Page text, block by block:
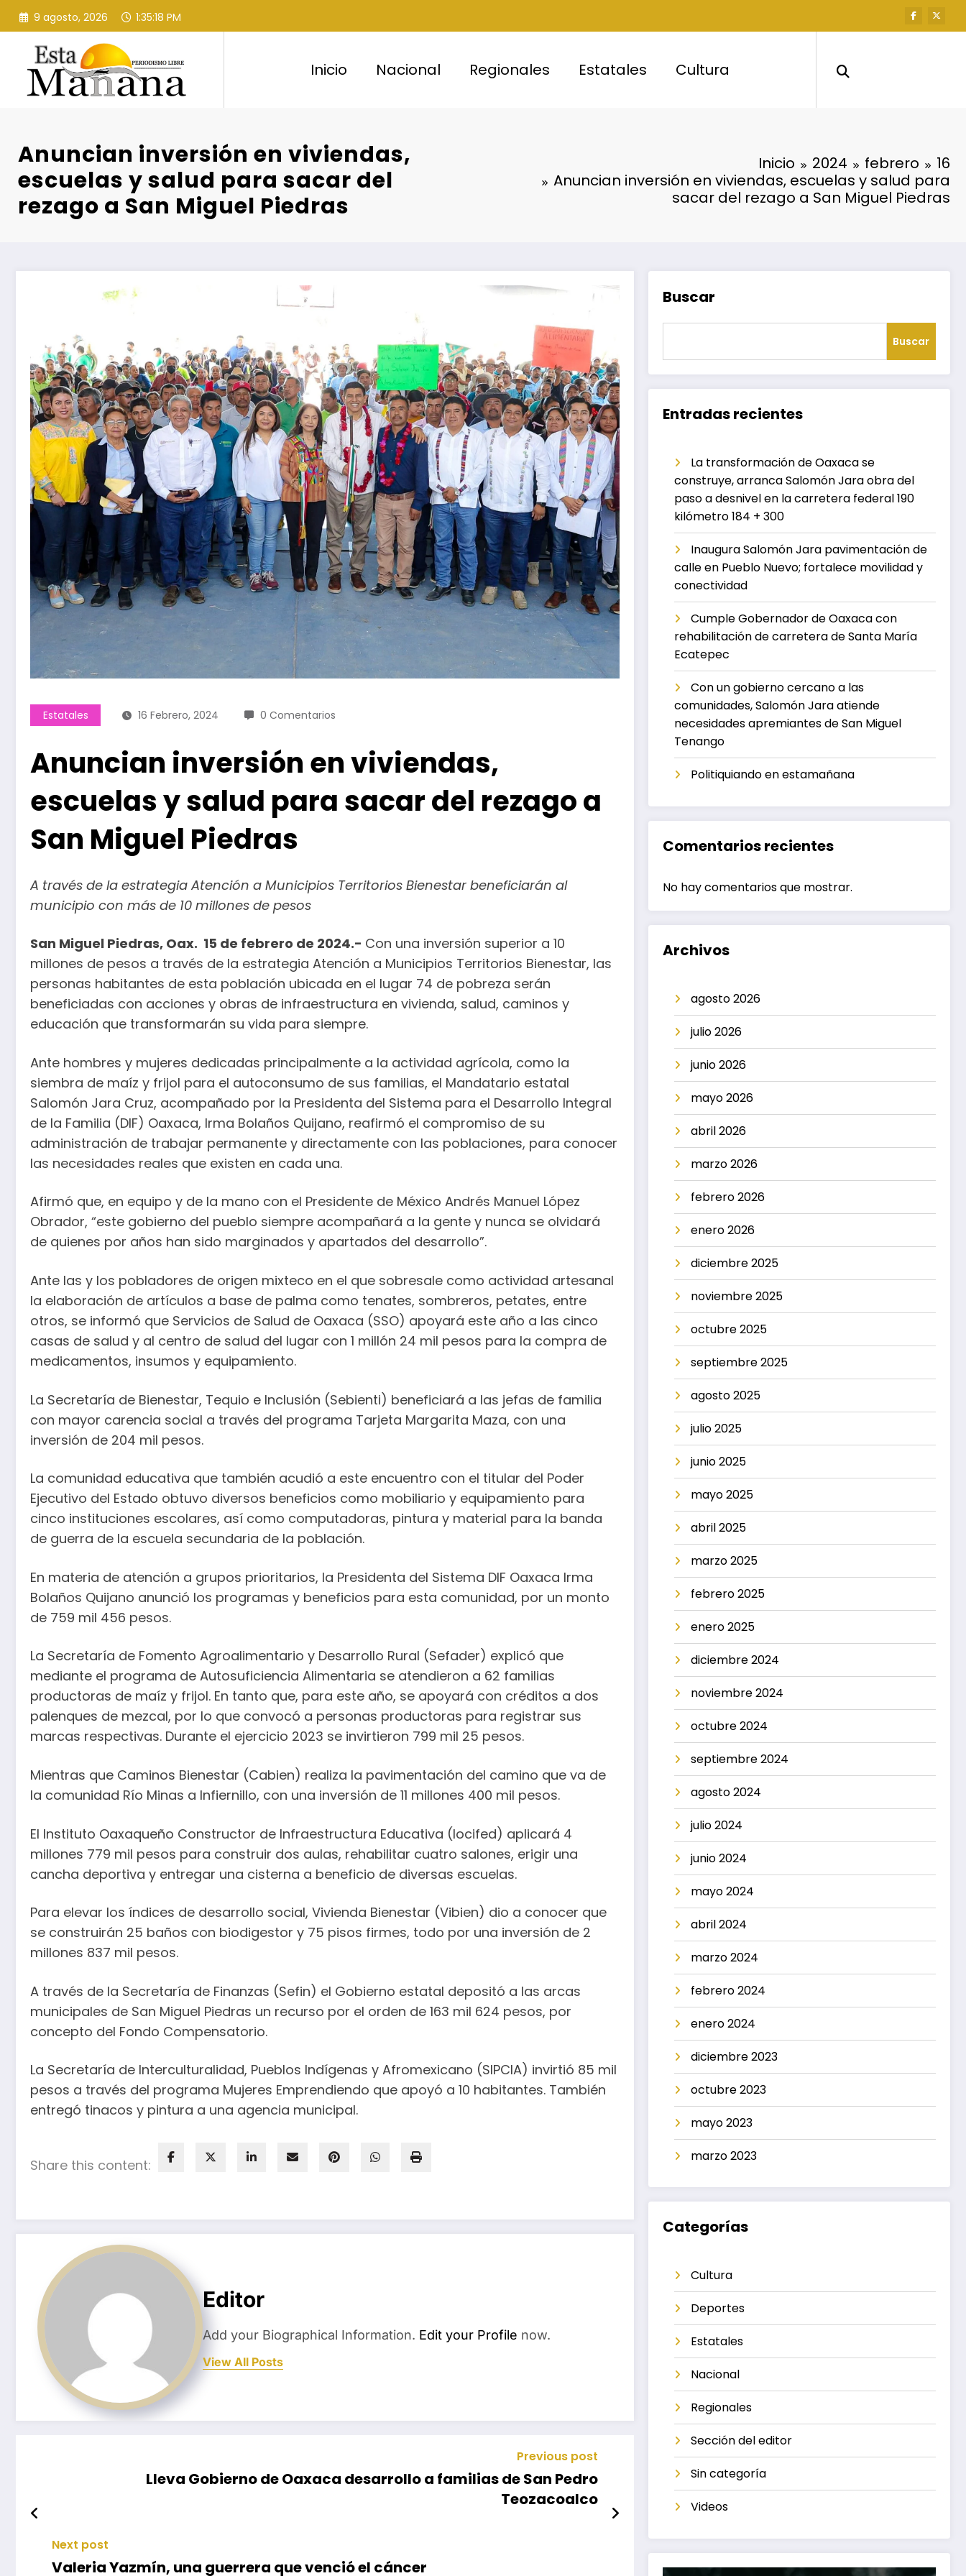
Saltar
contenido
9 agosto, 2026 1:35:19 PM
Inicio Nacional Regionales Estatales Cultura
Anuncian inversión en viviendas,
escuelas y salud para sacar del
rezago a San Miguel Piedras
Inicio 2024 febrero
16
Anuncian inversión en viviendas, escuelas y salud para
sacar del rezago a San Miguel Piedras
Estatales 16 Febrero, 2024 0 Comentarios
Anuncian inversión en viviendas,
escuelas y salud para sacar del rezago a
San Miguel Piedras
A través de la estrategia Atención a Municipios Territorios Bienestar beneficiarán al
municipio con más de 10 millones de pesos
San Miguel Piedras, Oax. 15 de febrero de 2024.- Con una inversión superior a 10
millones de pesos a través de la estrategia Atención a Municipios Territorios Bienestar, las
personas habitantes de esta población ubicada en el lugar 74 de pobreza serán
beneficiadas con acciones y obras de infraestructura en vivienda, salud, caminos y
educación que transformarán su vida para siempre.
Ante hombres y mujeres dedicadas principalmente a la actividad agrícola, como la
siembra de maíz y frijol para el autoconsumo de sus familias, el Mandatario estatal
Salomón Jara Cruz, acompañado por la Presidenta del Sistema para el Desarrollo Integral
de la Familia (DIF) Oaxaca, Irma Bolaños Quijano, reafirmó el compromiso de su
administración de trabajar permanente y directamente con las poblaciones, para conocer
las necesidades reales que existen en cada una.
Afirmó que, en equipo y de la mano con el Presidente de México Andrés Manuel López
Obrador, “este gobierno del pueblo siempre acompañará a la gente y nunca se olvidará
de quienes por años han sido marginados y apartados del desarrollo”.
Ante las y los pobladores de origen mixteco en el que sobresale como actividad artesanal
la elaboración de artículos a base de palma como tenates, sombreros, petates, entre
otros, se informó que Servicios de Salud de Oaxaca (SSO) apoyará este año a las cinco
casas de salud y al centro de salud del lugar con 1 millón 24 mil pesos para la compra de
medicamentos, insumos y equipamiento.
La Secretaría de Bienestar, Tequio e Inclusión (Sebienti) beneficiará a las jefas de familia
con mayor carencia social a través del programa Tarjeta Margarita Maza, con una
inversión de 204 mil pesos.
La comunidad educativa que también acudió a este encuentro con el titular del Poder
Ejecutivo del Estado obtuvo diversos beneficios como mobiliario y equipamiento para
cinco instituciones escolares, así como computadoras, pintura y material para la banda
de guerra de la escuela secundaria de la población.
En materia de atención a grupos prioritarios, la Presidenta del Sistema DIF Oaxaca Irma
Bolaños Quijano anunció los programas y beneficios para esta comunidad, por un monto
de 759 mil 456 pesos.
La Secretaría de Fomento Agroalimentario y Desarrollo Rural (Sefader) explicó que
mediante el programa de Autosuficiencia Alimentaria se atendieron a 62 familias
productoras de maíz y frijol. En tanto que, para este año, se apoyará con créditos a dos
palenques de mezcal, por lo que convocó a personas productoras para registrar sus
marcas respectivas. Durante el ejercicio 2023 se invirtieron 799 mil 25 pesos.
Mientras que Caminos Bienestar (Cabien) realiza la pavimentación del camino que va de
la comunidad Río Minas a Infiernillo, con una inversión de 11 millones 400 mil pesos.
El Instituto Oaxaqueño Constructor de Infraestructura Educativa (Iocifed) aplicará 4
millones 779 mil pesos para construir dos aulas, rehabilitar cuatro salones, erigir una
cancha deportiva y entregar una cisterna a beneficio de diversas escuelas.
Para elevar los índices de desarrollo social, Vivienda Bienestar (Vibien) dio a conocer que
se construirán 25 baños con biodigestor y 75 pisos firmes, todo por una inversión de 2
millones 837 mil pesos.
A través de la Secretaría de Finanzas (Sefin) el Gobierno estatal depositó a las arcas
municipales de San Miguel Piedras un recurso por el orden de 163 mil 624 pesos, por
concepto del Fondo Compensatorio.
La Secretaría de Interculturalidad, Pueblos Indígenas y Afromexicano (SIPCIA) invirtió 85 mil
pesos a través del programa Mujeres Emprendiendo que apoyó a 10 habitantes. También
entregó tinacos y pintura a una agencia municipal.
Share this content:
Editor
Add your Biographical Information. Edit your Profile now.
View All Posts
Previous post
Lleva Gobierno de Oaxaca desarrollo a familias de San Pedro
Teozacoalco
Next post
Valeria Yazmín, una guerrera que venció el cáncer
Buscar
Buscar
Entradas recientes
La transformación de Oaxaca se
construye, arranca Salomón Jara obra del
paso a desnivel en la carretera federal 190
kilómetro 184 + 300
Inaugura Salomón Jara pavimentación de
calle en Pueblo Nuevo; fortalece movilidad y
conectividad
Cumple Gobernador de Oaxaca con
rehabilitación de carretera de Santa María
Ecatepec
Con un gobierno cercano a las
comunidades, Salomón Jara atiende
necesidades apremiantes de San Miguel
Tenango
Politiquiando en estamañana
Comentarios recientes
No hay comentarios que mostrar.
Archivos
agosto 2026
julio 2026
junio 2026
mayo 2026
abril 2026
marzo 2026
febrero 2026
enero 2026
diciembre 2025
noviembre 2025
octubre 2025
septiembre 2025
agosto 2025
julio 2025
junio 2025
mayo 2025
abril 2025
marzo 2025
febrero 2025
enero 2025
diciembre 2024
noviembre 2024
octubre 2024
septiembre 2024
agosto 2024
julio 2024
junio 2024
mayo 2024
abril 2024
marzo 2024
febrero 2024
enero 2024
diciembre 2023
octubre 2023
mayo 2023
marzo 2023
Categorías
Cultura
Deportes
Estatales
Nacional
Regionales
Sección del editor
Sin categoría
Videos